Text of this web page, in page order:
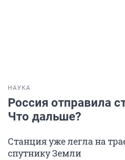
НАУКА
Россия отправила
Что дальше?
Станция уже легла на
спутнику Земли